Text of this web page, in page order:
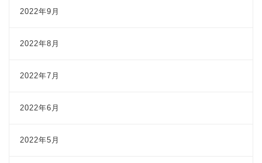
2022年9月
2022年8月
2022年7月
2022年6月
2022年5月